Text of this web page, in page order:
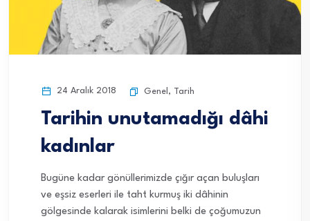
24 Aralık 2018 Genel , Tarih
Tarihin unutamadığı dâhi
kadınlar
Bugüne kadar gönüllerimizde çığır açan buluşları
ve eşsiz eserleri ile taht kurmuş iki dâhinin
gölgesinde kalarak isimlerini belki de çoğumuzun